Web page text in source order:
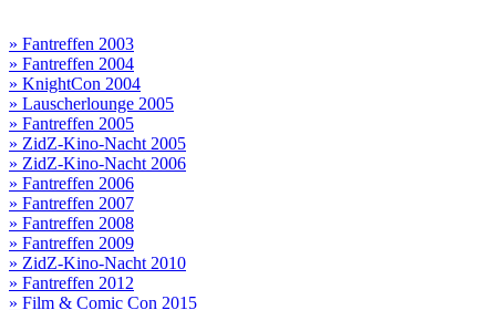
» Fantreffen 2003
» Fantreffen 2004
» KnightCon 2004
» Lauscherlounge 2005
» Fantreffen 2005
» ZidZ-Kino-Nacht 2005
» ZidZ-Kino-Nacht 2006
» Fantreffen 2006
» Fantreffen 2007
» Fantreffen 2008
» Fantreffen 2009
» ZidZ-Kino-Nacht 2010
» Fantreffen 2012
» Film & Comic Con 2015